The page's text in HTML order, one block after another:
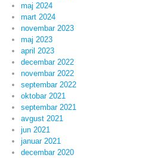
maj 2024
mart 2024
novembar 2023
maj 2023
april 2023
decembar 2022
novembar 2022
septembar 2022
oktobar 2021
septembar 2021
avgust 2021
jun 2021
januar 2021
decembar 2020